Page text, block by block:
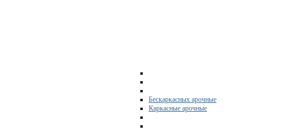
Бескаркасных арочные
Каркасные арочные